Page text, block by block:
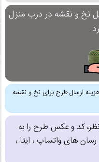
نخ و نقشه در درب منزل
ارسال طرح برای نخ و نقشه
کد و عکس طرح را به
های واتساپ ، ایتا ،